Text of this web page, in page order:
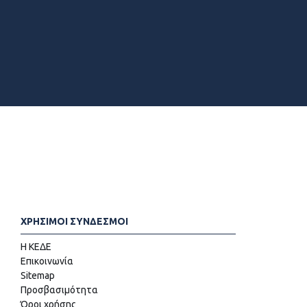
ΧΡΗΣΙΜΟΙ ΣΥΝΔΕΣΜΟΙ
Η ΚΕΔΕ
Επικοινωνία
Sitemap
Προσβασιμότητα
Όροι χρήσης